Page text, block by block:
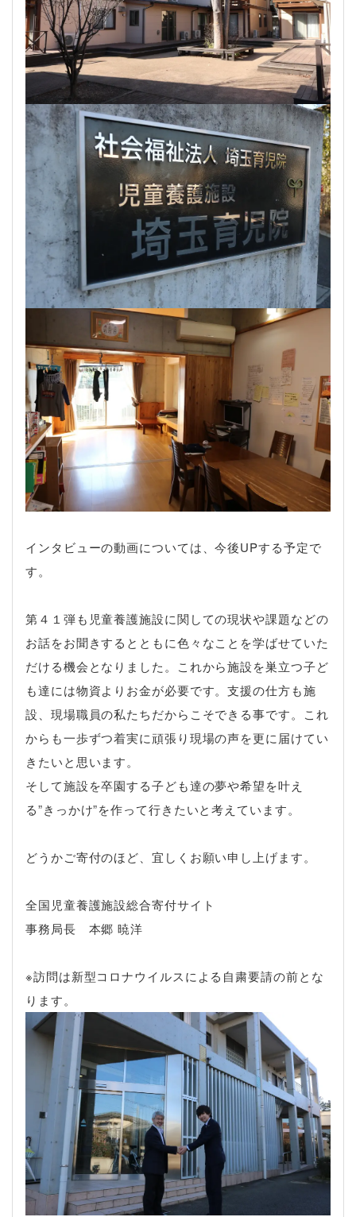
インタビューの動画については、今後UPする予定で
す。
第４１弾も児童養護施設に関しての現状や課題などの
お話をお聞きするとともに色々なことを学ばせていた
だける機会となりました。これから施設を巣立つ子ど
も達には物資よりお金が必要です。支援の仕方も施
設、現場職員の私たちだからこそできる事です。これ
からも一歩ずつ着実に頑張り現場の声を更に届けてい
きたいと思います。
そして施設を卒園する子ども達の夢や希望を叶え
る”きっかけ”を作って行きたいと考えています。
どうかご寄付のほど、宜しくお願い申し上げます。
全国児童養護施設総合寄付サイト
事務局長 本郷 暁洋
※訪問は新型コロナウイルスによる自粛要請の前とな
ります。